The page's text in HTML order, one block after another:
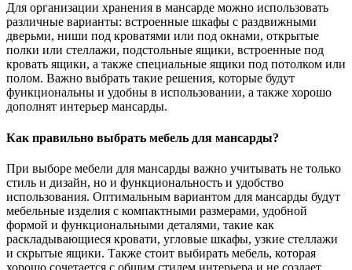
Для организации хранения в мансарде можно использовать
различные варианты: встроенные шкафы с раздвижными
дверьми, ниши под кроватями или под окнами, открытые
полки или стеллажи, подстольные ящики, встроенные под
кровать ящики, а также специальные ящики под потолком или
полом. Важно выбрать такие решения, которые будут
функциональны и удобны в использовании, а также хорошо
дополнят интерьер мансарды.
Как правильно выбрать мебель для мансарды?
При выборе мебели для мансарды важно учитывать не только
стиль и дизайн, но и функциональность и удобство
использования. Оптимальным вариантом для мансарды будут
мебельные изделия с компактными размерами, удобной
формой и функциональными деталями, такие как
раскладывающиеся кровати, угловые шкафы, узкие стеллажи
и скрытые ящики. Также стоит выбирать мебель, которая
хорошо сочетается с общим стилем интерьера и не создает